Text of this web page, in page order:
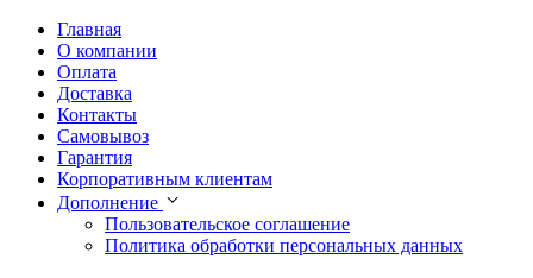
Главная
О компании
Оплата
Доставка
Контакты
Самовывоз
Гарантия
Корпоративным клиентам
Дополнение
Пользовательское соглашение
Политика обработки персональных данных